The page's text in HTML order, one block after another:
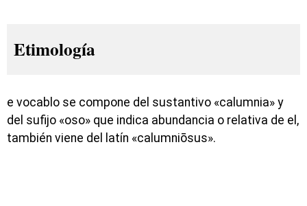
Etimología
e vocablo se compone del sustantivo «calumnia» y
del sufijo «oso» que indica abundancia o relativa de el,
también viene del latín «calumniōsus».